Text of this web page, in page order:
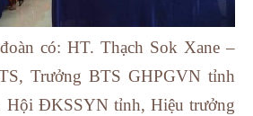
có: HT. Thạch Sok Xane –
Trưởng BTS GHPGVN tỉnh
Hội ĐKSSYN tỉnh, Hiệu trưởng